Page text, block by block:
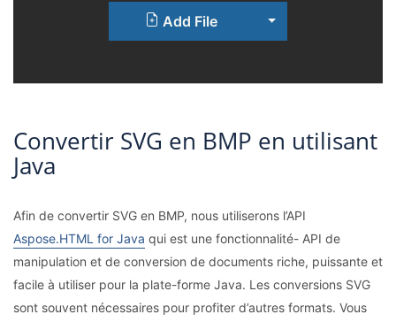
Add File Toggle Dropdown
Convertir SVG en BMP en utilisant
Java
Afin de convertir SVG en BMP, nous utiliserons l’API
Aspose.HTML for Java qui est une fonctionnalité- API de
manipulation et de conversion de documents riche, puissante et
facile à utiliser pour la plate-forme Java. Les conversions SVG
sont souvent nécessaires pour profiter d’autres formats. Vous